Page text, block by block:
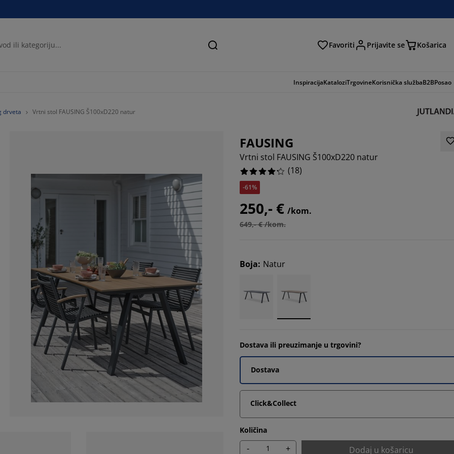
Pretraga Favoriti Prijavite se Košarica
InspiracijaKataloziTrgovineKorisnička službaB2BPosao
drveta Vrtni stol FAUSING Š100xD220 natur
FAUSING
Vrtni stol FAUSING Š100xD220 natur
(18)
-61%
250,- € /kom.
649,- € /kom.
Boja: Natur
Dostava ili preuzimanje u trgovini?
Dostava
Click&Collect
Količina
- + Dodaj u košaricu
72.22222222222221%
5.555555555555555%
5.555555555555555%
16.666666666666664%